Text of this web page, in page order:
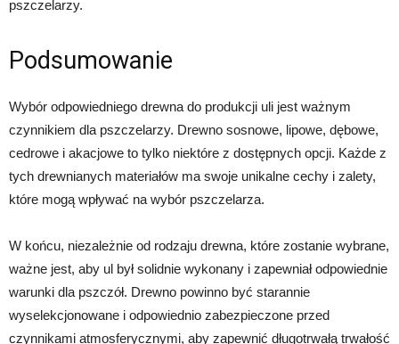
pszczelarzy.
Podsumowanie
Wybór odpowiedniego drewna do produkcji uli jest ważnym
czynnikiem dla pszczelarzy. Drewno sosnowe, lipowe, dębowe,
cedrowe i akacjowe to tylko niektóre z dostępnych opcji. Każde z
tych drewnianych materiałów ma swoje unikalne cechy i zalety,
które mogą wpływać na wybór pszczelarza.
W końcu, niezależnie od rodzaju drewna, które zostanie wybrane,
ważne jest, aby ul był solidnie wykonany i zapewniał odpowiednie
warunki dla pszczół. Drewno powinno być starannie
wyselekcjonowane i odpowiednio zabezpieczone przed
czynnikami atmosferycznymi, aby zapewnić długotrwałą trwałość